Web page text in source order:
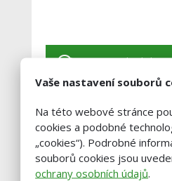
Vstoupit do diskuze
Podobné
Zemědělci
stavy
Vaše nastavení souborů
Na této webové stránce
cookies a podobné
„cookies“). Podrobné
souborů cookies jsou
ochrany osobních údajů.